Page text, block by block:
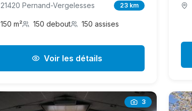
21420 Pernand-Vergelesses 23 km
150 m² 150 debout 150 assises
Voir les détails
3